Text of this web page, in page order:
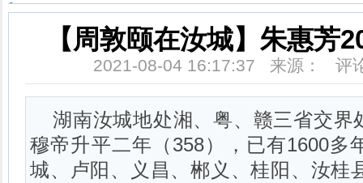
【周敦颐在汝城】朱惠芳
2021-08-04 16:17:37 来源： 评
湖南汝城地处湘、粤、赣三省交界
穆帝升平二年（358），已有1600多
城、卢阳、义昌、郴义、桂阳、汝桂